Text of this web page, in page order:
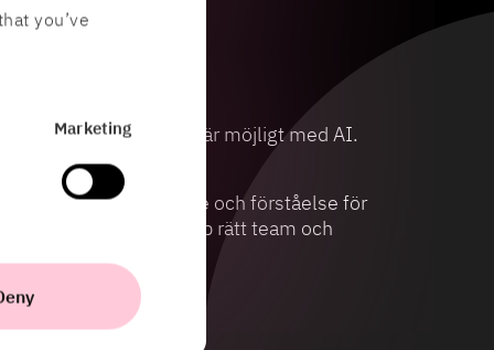
you’ve
Marketing
exempel på vad som är möjligt med AI.
att bygga förtroende och förståelse för
viktigt att sätta ihop rätt team och